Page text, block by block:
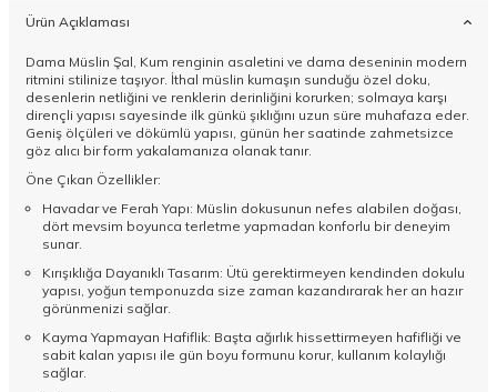
Ürün Açıklaması
Dama Müslin Şal, Kum renginin asaletini ve dama deseninin modern
ritmini stilinize taşıyor. İthal müslin kumaşın sunduğu özel doku,
desenlerin netliğini ve renklerin derinliğini korurken; solmaya karşı
dirençli yapısı sayesinde ilk günkü şıklığını uzun süre muhafaza eder.
Geniş ölçüleri ve dökümlü yapısı, günün her saatinde zahmetsizce
göz alıcı bir form yakalamanıza olanak tanır.
Öne Çıkan Özellikler:
Havadar ve Ferah Yapı: Müslin dokusunun nefes alabilen doğası,
dört mevsim boyunca terletme yapmadan konforlu bir deneyim
sunar.
Kırışıklığa Dayanıklı Tasarım: Ütü gerektirmeyen kendinden dokulu
yapısı, yoğun temponuzda size zaman kazandırarak her an hazır
görünmenizi sağlar.
Kayma Yapmayan Hafiflik: Başta ağırlık hissettirmeyen hafifliği ve
sabit kalan yapısı ile gün boyu formunu korur, kullanım kolaylığı
sağlar.